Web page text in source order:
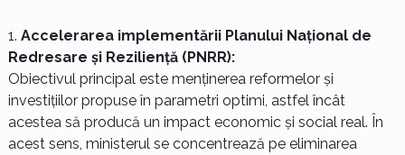
Accelerarea implementării Planului Național de
Redresare și Reziliență (PNRR):
Obiectivul principal este menținerea reformelor și
investițiilor propuse în parametri optimi, astfel încât
acestea să producă un impact economic și social real. În
acest sens, ministerul se concentrează pe eliminarea